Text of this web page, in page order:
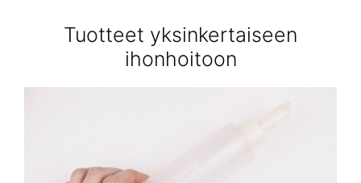
Tuotteet yksinkertaiseen
ihonhoitoon